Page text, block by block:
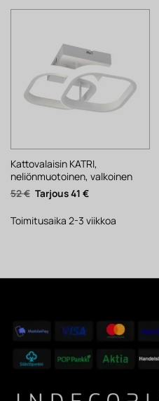
Kattovalaisin KATRI,
neliönmuotoinen, valkoinen
52€ Alkuperäinen
hinta
52 €.
41 €Nykyinen
41 €.
Toimitusaika 2-3 viikkoa